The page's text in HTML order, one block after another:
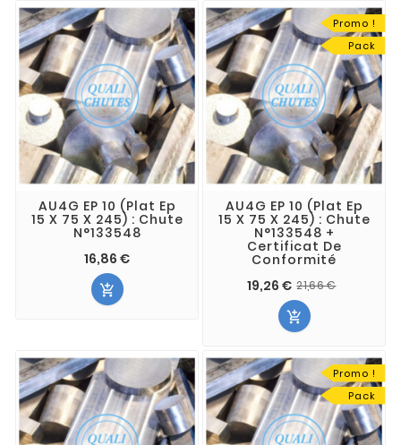
AU4G EP 10 (Plat Ep
15 X 75 X 245) : Chute
N°133548
16,86 €

Promo !
Pack
AU4G EP 10 (Plat Ep
15 X 75 X 245) : Chute
N°133548 +
Certificat De
Conformité
19,26 € 21,66 €

Promo !
Pack